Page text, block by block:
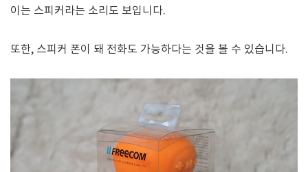
이는 스피커라는 소리도 보입니다.
또한, 스피커 폰이 돼 전화도 가능하다는 것을 볼 수 있습니다.